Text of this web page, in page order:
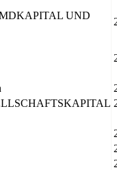
UND